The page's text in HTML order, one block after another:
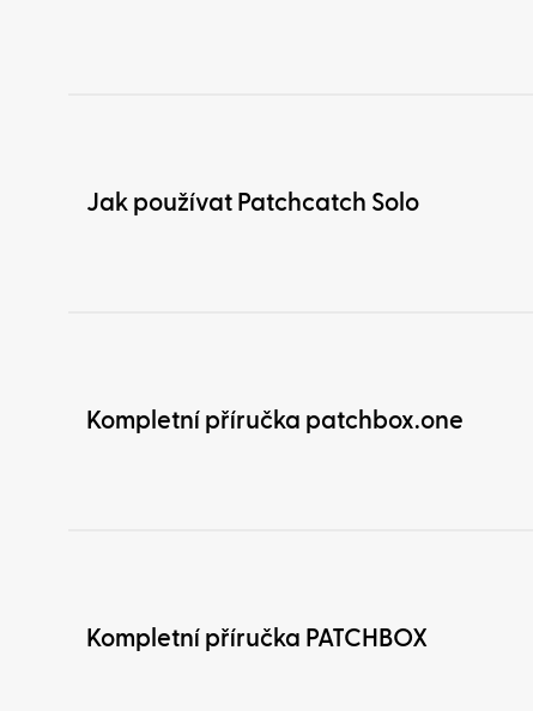
Jak používat Patchcatch Solo
Kompletní příručka patchbox.one
Kompletní příručka PATCHBOX